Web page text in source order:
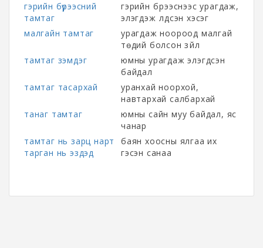
гэрийн бүрээсний
тамтаг
гэрийн бүрээснээс урагдаж,
элэгдэж үлдсэн хэсэг
малгайн тамтаг
урагдаж ноороод малгай
төдий болсон зүйл
тамтаг зэмдэг
юмны урагдаж элэгдсэн
байдал
тамтаг тасархай
уранхай ноорхой,
навтархай салбархай
танаг тамтаг
юмны сайн муу байдал, яс
чанар
тамтаг нь зарц нарт
тарган нь эздэд
баян хоосны ялгаа их
гэсэн санаа